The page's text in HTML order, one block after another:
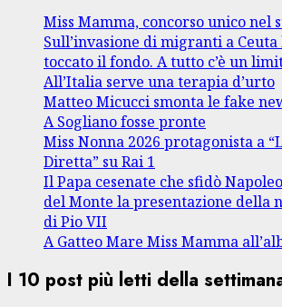
Miss Mamma, concorso unico nel
Sull’invasione di migranti a
toccato il fondo. A tutto c’è un
All’Italia serve una terapia d’urto
Matteo Micucci smonta le fake
A Sogliano fosse pronte
Miss Nonna 2026 protagonista a
Diretta” su Rai 1
Il Papa cesenate che sfidò
del Monte la presentazione della
di Pio VII
A Gatteo Mare Miss Mamma
I 10 post più letti della